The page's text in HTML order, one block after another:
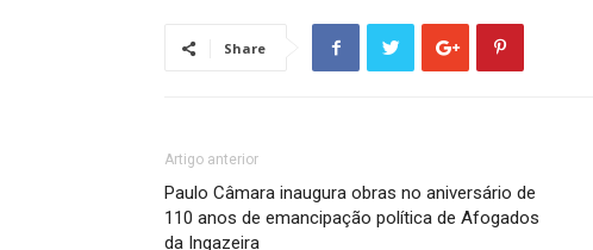
Share
Artigo anterior
Paulo Câmara inaugura obras no aniversário de
110 anos de emancipação política de Afogados
da Ingazeira